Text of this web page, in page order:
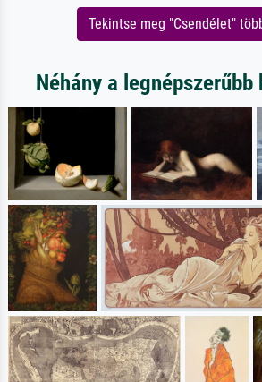
Tekintse meg "Csendélet"
Néhány a legnépszerűbb